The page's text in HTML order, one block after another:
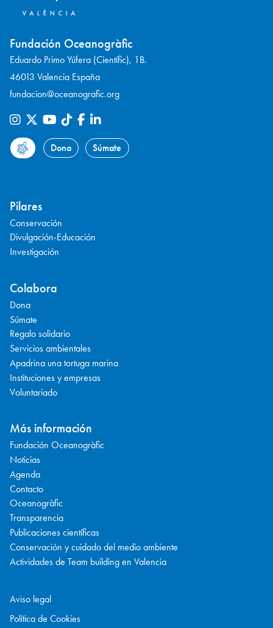
Fundación Oceanogràfic
Eduardo Primo Yúfera (Científic), 1B.
46013 Valencia España
fundacion@oceanografic.org
Dona Súmate
Pilares
Conservación
Divulgación-Educación
Investigación
Colabora
Dona
Súmate
Regalo solidario
Servicios ambientales
Apadrina una tortuga marina
Instituciones y empresas
Voluntariado
Más información
Fundación Oceanogràfic
Noticias
Agenda
Contacto
Oceanogràfic
Transparencia
Publicaciones científicas
Conservación y cuidado del medio ambiente
Actividades de Team building en Valencia
Aviso legal
Política de Cookies